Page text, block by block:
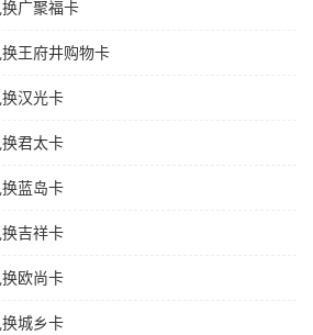
广聚福卡
王府井购物卡
汉光卡
君太卡
蓝岛卡
吉祥卡
欧尚卡
城乡卡